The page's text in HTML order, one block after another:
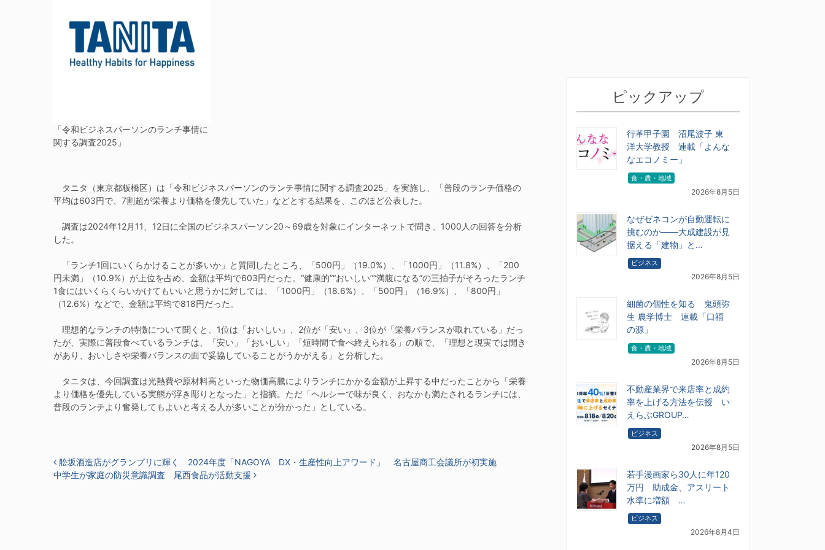
「令和ビジネスパーソンのランチ事情に
関する調査2025」
タニタ（東京都板橋区）は「令和ビジネスパーソンのランチ事情に関する調査2025」を実施し、「普段のランチ価格の
平均は603円で、7割超が栄養より価格を優先していた」などとする結果を、このほど公表した。
調査は2024年12月11、12日に全国のビジネスパーソン20～69歳を対象にインターネットで聞き、1000人の回答を分析
した。
「ランチ1回にいくらかけることが多いか」と質問したところ、「500円」（19.0%）、「1000円」（11.8%）、「200
円未満」（10.9%）が上位を占め、金額は平均で603円だった。“健康的”“おいしい”“満腹になる”の三拍子がそろったランチ
1食にはいくらくらいかけてもいいと思うかに対しては、「1000円」（18.6%）、「500円」（16.9%）、「800円」
（12.6%）などで、金額は平均で818円だった。
理想的なランチの特徴について聞くと、1位は「おいしい」、2位が「安い」、3位が「栄養バランスが取れている」だっ
たが、実際に普段食べているランチは、「安い」「おいしい」「短時間で食べ終えられる」の順で、「理想と現実では開き
があり、おいしさや栄養バランスの面で妥協していることがうかがえる」と分析した。
タニタは、今回調査は光熱費や原材料高といった物価高騰によりランチにかかる金額が上昇する中だったことから「栄養
より価格を優先している実態が浮き彫りとなった」と指摘。ただ「ヘルシーで味が良く、おなかも満たされるランチには、
普段のランチより奮発してもよいと考える人が多いことが分かった」としている。
投稿ナビゲーション
舩坂酒造店がグランプリに輝く 2024年度「NAGOYA DX・生産性向上アワード」 名古屋商工会議所が初実施
中学生が家庭の防災意識調査 尾西食品が活動支援
ピックアップ
行革甲子園 沼尾波子 東
洋大学教授 連載「よんな
なエコノミー」
食・農・地域
2026年8月5日
なぜゼネコンが自動運転に
挑むのか――大成建設が見
据える「建物」と…
ビジネス
2026年8月5日
細菌の個性を知る 鬼頭弥
生 農学博士 連載「口福
の源」
食・農・地域
2026年8月5日
不動産業界で来店率と成約
率を上げる方法を伝授 い
えらぶGROUP…
ビジネス
2026年8月5日
若手漫画家ら30人に年120
万円 助成金、アスリート
水準に増額 …
ビジネス
2026年8月4日